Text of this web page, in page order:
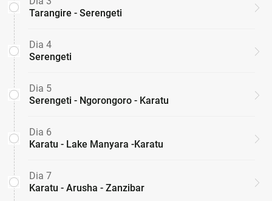
Tarangire - Serengeti
Dia 4
Serengeti
Dia 5
Serengeti - Ngorongoro - Karatu
Dia 6
Karatu - Lake Manyara -Karatu
Dia 7
Karatu - Arusha - Zanzibar